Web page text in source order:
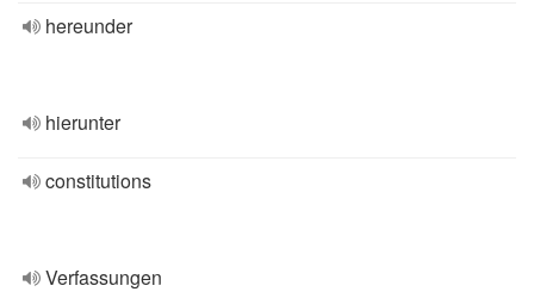
hereunder
hierunter
constitutions
Verfassungen